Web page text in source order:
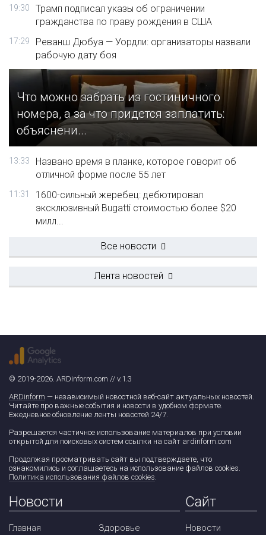
19:30
Трамп подписал указы об ограничении
гражданства по праву рождения в США
17:29
Реванш Дюбуа — Уордли: организаторы назвали
рабочую дату боя
Что можно забрать из гостиничного
номера, а за что придется заплатить:
объяснени...
13:33
Названо время в планке, которое говорит об
отличной форме после 55 лет
11:31
1600-сильный жеребец: дебютировал
эксклюзивный Bugatti стоимостью более $20
милл...
Все новости
Лента новостей
© 2019-2026. ARDinform.com // v.1.3
ARDinform — независимый новостной веб-сайт актуальных новостей.
Читайте про важные события и новости в удобном формате.
Ежедневное обновление ленты новостей 24/7.
Разрешается частичное использование материалов при условии
открытой для поисковых систем ссылки на сайт ardinform.com
Продолжая просматривать сайт вы подтверждаете, что
ознакомились и соглашаетесь на использование файлов cookies.
Политика использования файлов cookies.
Новости
Главная Здоровье
Сайт
Новости